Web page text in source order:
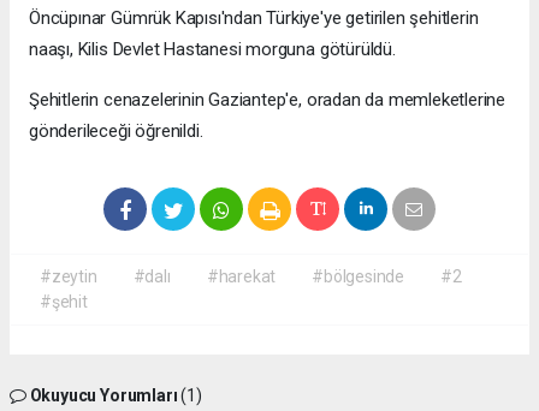
Öncüpınar Gümrük Kapısı'ndan Türkiye'ye getirilen şehitlerin
naaşı, Kilis Devlet Hastanesi morguna götürüldü.
Şehitlerin cenazelerinin Gaziantep'e, oradan da memleketlerine
gönderileceği öğrenildi.
#zeytin #dalı #harekat #bölgesinde
#2
#şehit
Okuyucu Yorumları(1)